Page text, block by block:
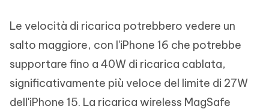
Le velocità di ricarica potrebbero vedere un
salto maggiore, con l'iPhone 16 che potrebbe
supportare fino a 40W di ricarica cablata,
significativamente più veloce del limite di 27W
dell'iPhone 15. La ricarica wireless MagSafe